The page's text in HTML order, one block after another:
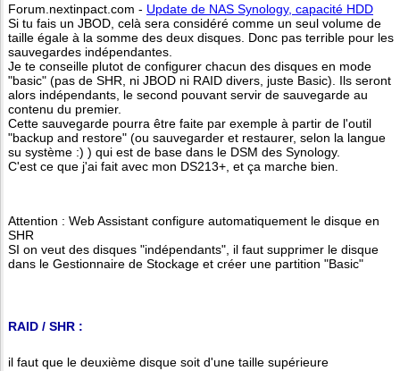
Forum.nextinpact.com - Update de NAS Synology, capacité HDD
Si tu fais un JBOD, celà sera considéré comme un seul volume de
taille égale à la somme des deux disques. Donc pas terrible pour les
sauvegardes indépendantes.
Je te conseille plutot de configurer chacun des disques en mode
"basic" (pas de SHR, ni JBOD ni RAID divers, juste Basic). Ils seront
alors indépendants, le second pouvant servir de sauvegarde au
contenu du premier.
Cette sauvegarde pourra être faite par exemple à partir de l'outil
"backup and restore" (ou sauvegarder et restaurer, selon la langue
su système :) ) qui est de base dans le DSM des Synology.
C'est ce que j'ai fait avec mon DS213+, et ça marche bien.
Attention : Web Assistant configure automatiquement le disque en
SHR
SI on veut des disques "indépendants", il faut supprimer le disque
dans le Gestionnaire de Stockage et créer une partition "Basic"
RAID / SHR :
il faut que le deuxième disque soit d'une taille supérieure